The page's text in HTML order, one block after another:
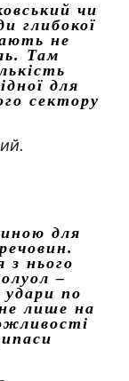
чи
глибокої
не
Там
для
сектору
для
з нього
–
по
лише на